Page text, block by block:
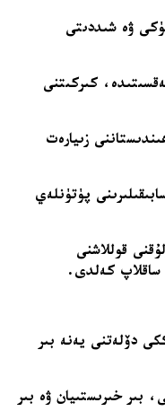
كۆپلۈكى ۋە شىددىتى
مەقسىتىدە، كىركىتنى
ۋە 2013 - يىللىرى ئىككى مۇسابىقە ئۈچۈن ھىندىستاننى زىيارەت
پۈتۈنلەي
قوللاشنى
ساقلاپ كەلدى.
دۆلەتنى يەنە بىر
24 ھىندى ساياھەتچىسنى، بىر خىرىستىيان ۋە بىر